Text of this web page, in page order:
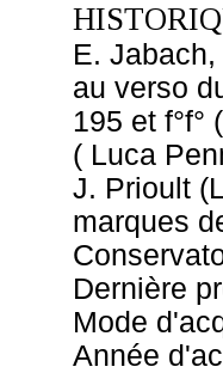
E.
au verso
195 et
( Luca
J. Prioult
marques
Dernière
Mode
Année